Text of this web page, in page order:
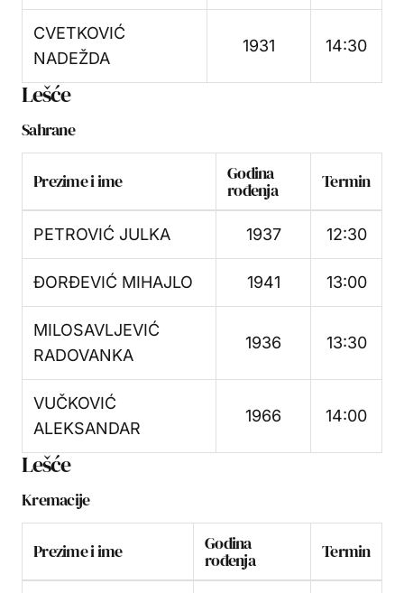
CVETKOVIĆ
NADEŽDA
1931 14:30
Lešće
Sahrane
Prezime i ime Godina
rođenja Termin
PETROVIĆ JULKA 1937 12:30
ĐORĐEVIĆ MIHAJLO 1941 13:00
MILOSAVLJEVIĆ
RADOVANKA
1936 13:30
VUČKOVIĆ
ALEKSANDAR
1966 14:00
Lešće
Kremacije
Prezime i ime Godina
rođenja Termin